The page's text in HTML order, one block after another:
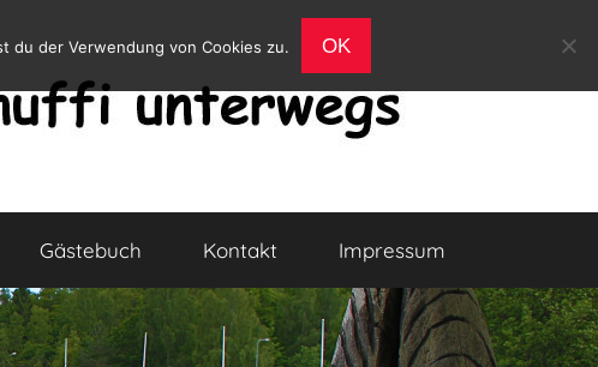
Gästebuch Kontakt Impressum
du der Verwendung von Cookies zu. OK